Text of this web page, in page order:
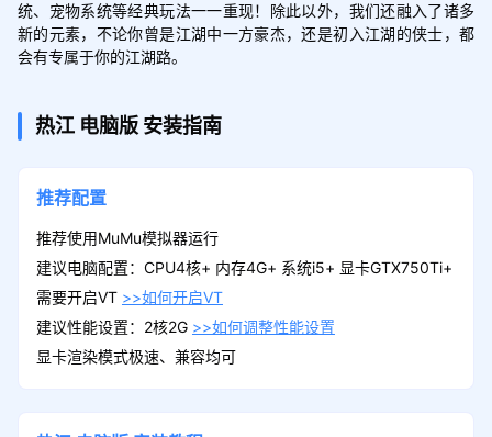
统、宠物系统等经典玩法一一重现！除此以外，我们还融入了诸多
新的元素，不论你曾是江湖中一方豪杰，还是初入江湖的侠士，都
会有专属于你的江湖路。
热江 电脑版 安装指南
推荐配置
推荐使用MuMu模拟器运行
建议电脑配置：CPU4核+ 内存4G+ 系统i5+ 显卡GTX750Ti+
需要开启VT >>如何开启VT
建议性能设置：2核2G >>如何调整性能设置
显卡渲染模式极速、兼容均可